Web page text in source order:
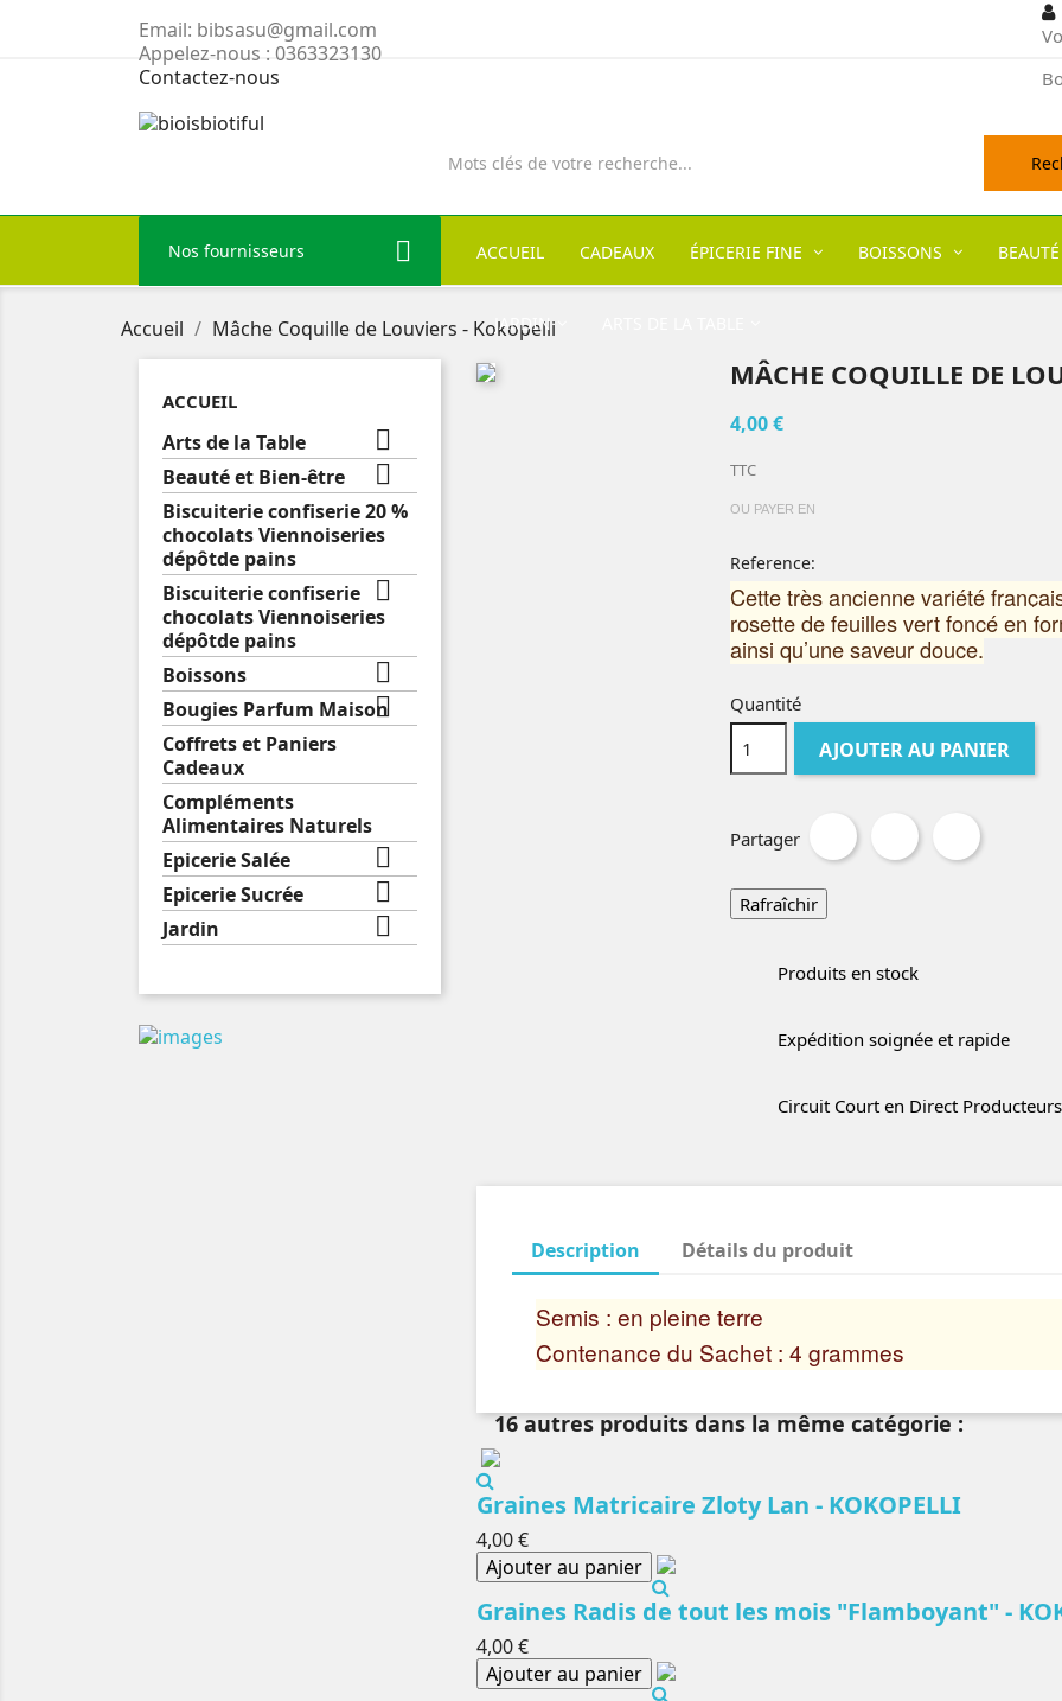
Email: bibsasu@gmail.com
Appelez-nous : 0363323130
Contactez-nous
Nos fournisseurs ACCUEIL CADEAUX ÉPICERIE FINE BOISSONS
JARDIN
Accueil Mâche Coquille de Louviers - Kokopelli
ACCUEIL
Arts de la Table 
Beauté et Bien-être 
Biscuiterie confiserie 20 %
chocolats Viennoiseries
dépôtde pains
Biscuiterie confiserie
chocolats Viennoiseries
dépôtde pains

Boissons 
Bougies Parfum Maison

Coffrets et Paniers
Cadeaux
Compléments
Alimentaires Naturels
Epicerie Salée

Epicerie Sucrée 
Jardin 
MÂCHE COQUILLE DE
4,00 €
TTC
OU PAYER EN
Reference:
Cette très ancienne variété
rosette de feuilles vert foncé en
ainsi qu’une saveur douce.
Quantité
AJOUTER AU PANIER
Partager
Produits en stock
Expédition soignée et rapide
Circuit Court en Direct Producteurs
Description Détails du produit
Semis : en pleine terre
Contenance du Sachet : 4 grammes
16 autres produits dans la même catégorie :
Graines Matricaire Zloty Lan - KOKOPELLI
4,00 €
Ajouter au panier
Graines Radis de tout les mois "Flamboyant" -
4,00 €
Ajouter au panier